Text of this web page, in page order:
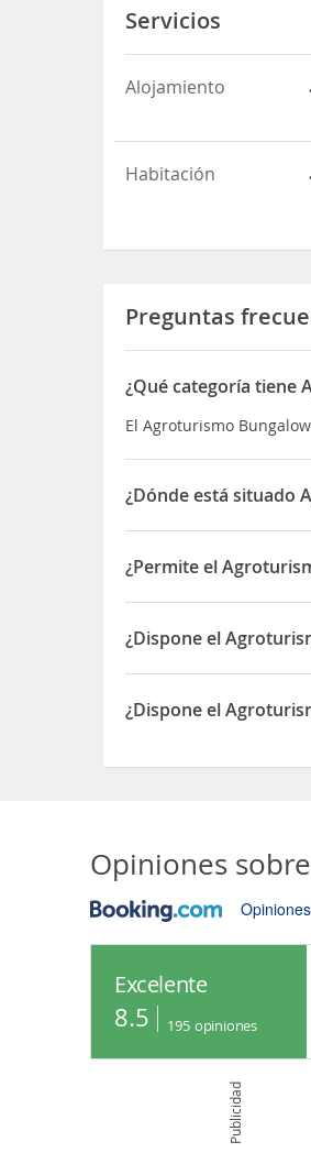
Servicios
Alojamiento
Habitación
Preguntas
¿Qué categoría tiene
El Agroturismo
¿Dónde está situado
El Agroturismo
¿Permite el
Sí, el Agroturismo
¿Dispone el
Sí, el Agroturismo
¿Dispone el
Opiniones sobre
Excelente
8.5 195 opiniones
Publicidad